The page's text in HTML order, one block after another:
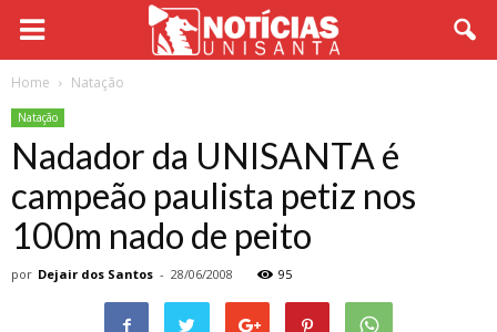
Home Natação
Natação
Nadador da UNISANTA é
campeão paulista petiz nos
100m nado de peito
por Dejair dos Santos - 28/06/2008 95